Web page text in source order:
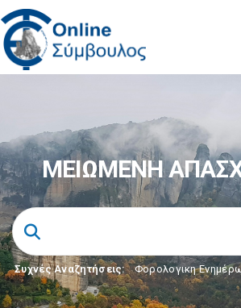
ΜΕΙΩΜΕΝΗ
Συχνές Αναζητήσεις: Φορολογικη